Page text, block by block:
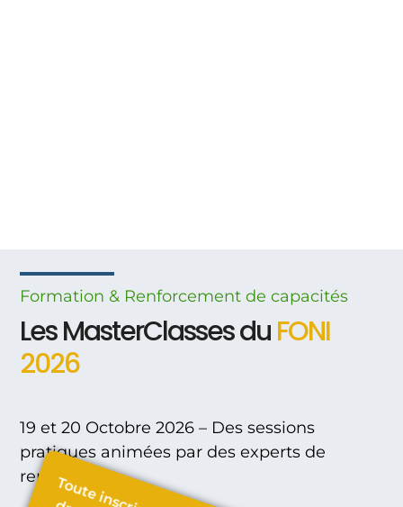
Formation & Renforcementde capacités
Les MasterClasses duFONI
2026
19 et 20 Octobre 2026 – Des sessions
pratiques animées par des experts de
renom.